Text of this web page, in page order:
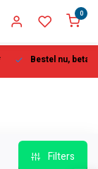
0
Bestel nu, betaal
Filters